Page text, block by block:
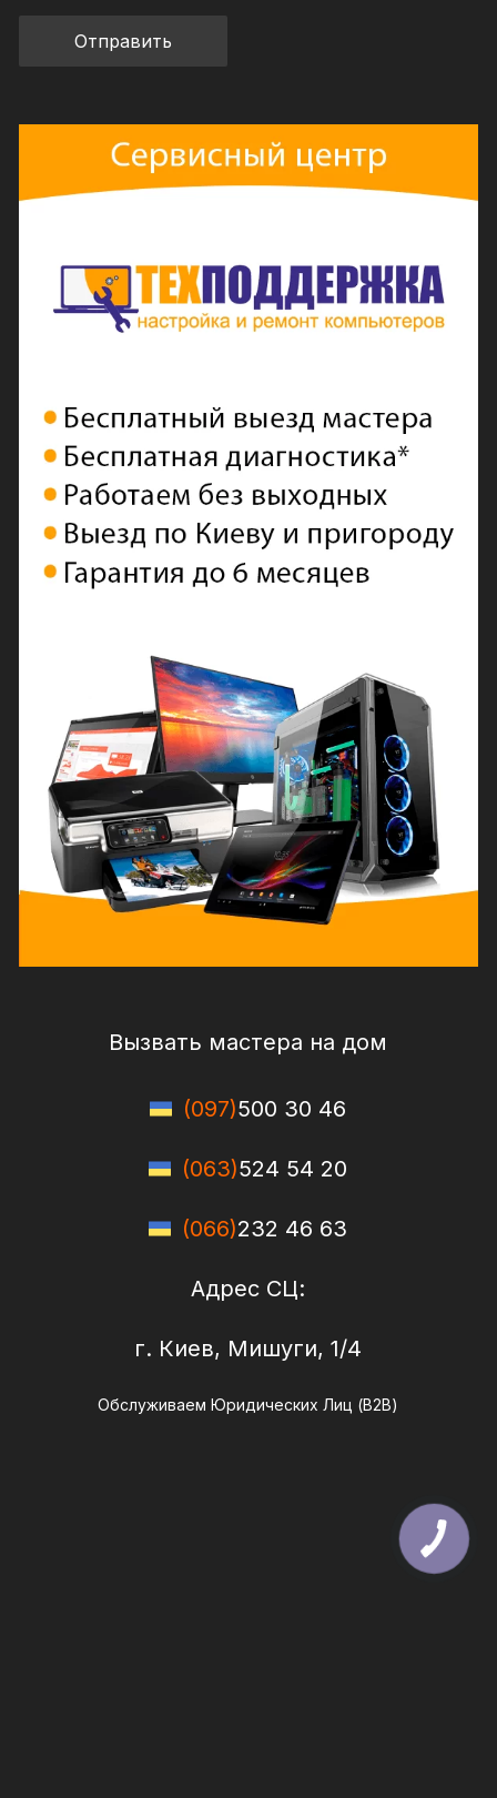
Вызвать мастера на дом
(097)500 30 46
(063)524 54 20
(066)232 46 63
Адрес СЦ:
г. Киев, Мишуги, 1/4
Обслуживаем Юридических Лиц (B2B)